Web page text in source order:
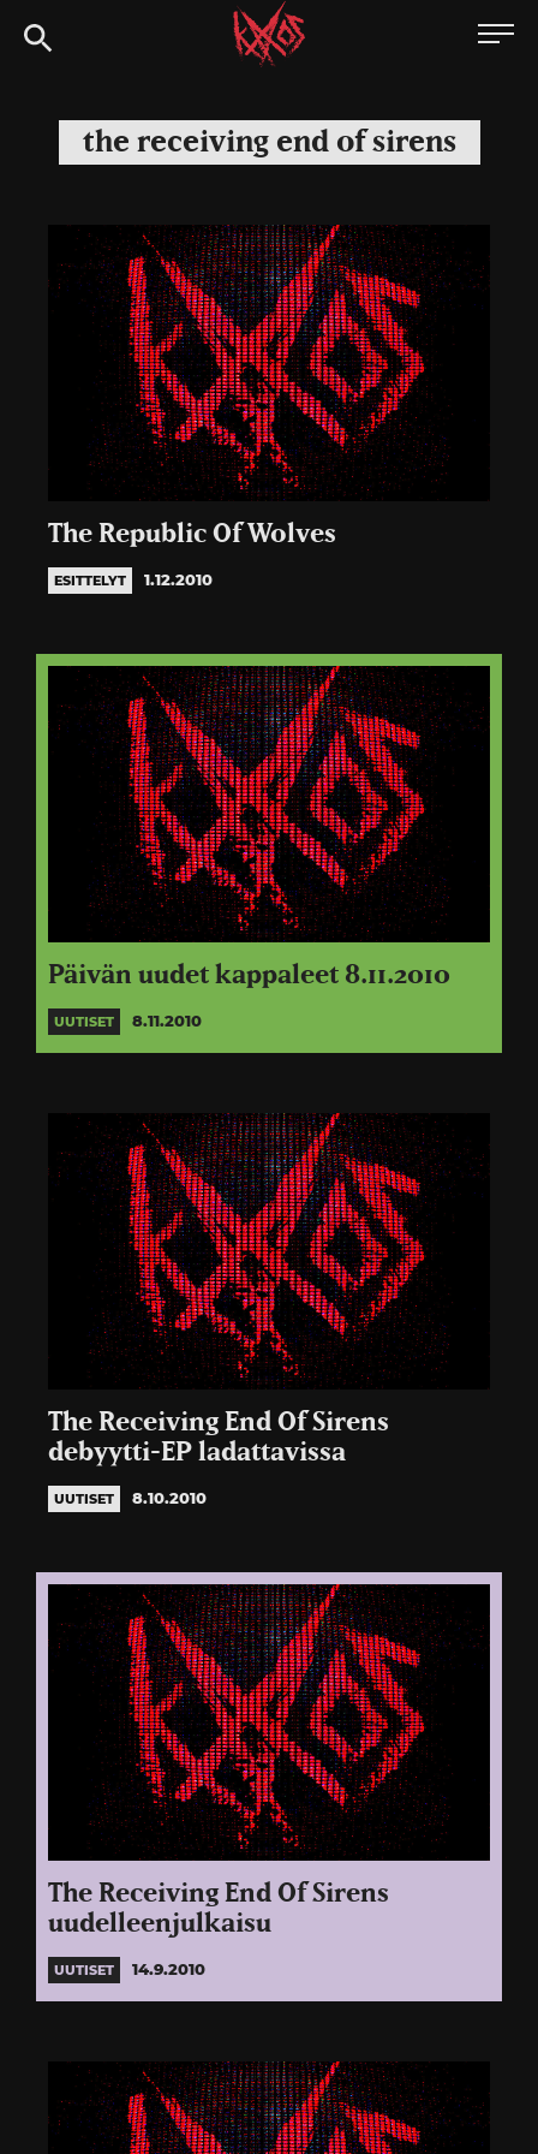
Siirry
suoraan
Kaaoszine
the receiving end of sirens
The Republic Of Wolves
ESITTELYT 1.12.2010
Päivän uudet kappaleet 8.11.2010
UUTISET 8.11.2010
The Receiving End Of Sirens
debyytti-EP ladattavissa
UUTISET 8.10.2010
The Receiving End Of Sirens
uudelleenjulkaisu
UUTISET 14.9.2010